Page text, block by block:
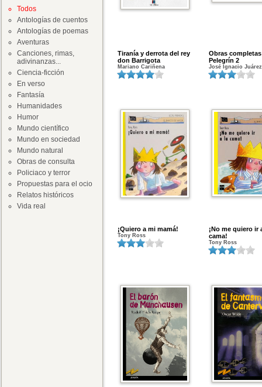
Todos
Antologías de cuentos
Antologías de poemas
Aventuras
Canciones, rimas,
adivinanzas...
Ciencia-ficción
En verso
Fantasía
Humanidades
Humor
Mundo científico
Mundo en sociedad
Mundo natural
Obras de consulta
Policiaco y terror
Propuestas para el ocio
Relatos históricos
Vida real
Tiranía y derrota del rey
don Barrigota
Mariano Cariñena
Obras
Pelegrín 2
José Ignacio
¡Quiero a mi mamá!
Tony Ross
¡No me quiero ir
cama!
Tony Ross